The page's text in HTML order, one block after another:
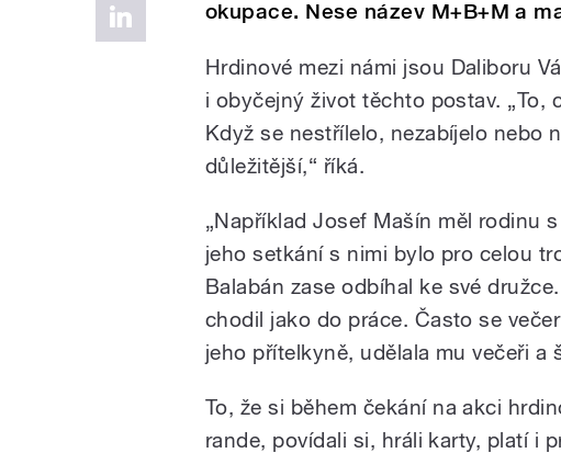
okupace. Nese název M+B+M a
Hrdinové mezi námi jsou Daliboru
i obyčejný život těchto postav. „To,
Když se nestřílelo, nezabíjelo nebo
důležitější,“ říká.
„Například Josef Mašín měl rodinu
jeho setkání s nimi bylo pro celou
Balabán zase odbíhal ke své
chodil jako do práce. Často se
jeho přítelkyně, udělala mu večeři a
To, že si během čekání na akci
rande, povídali si, hráli karty, platí i